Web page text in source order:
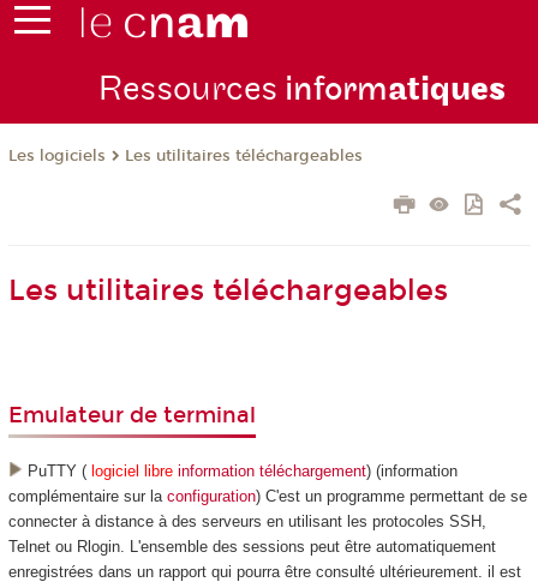
Ressources informatiques
Les logiciels Les utilitaires téléchargeables
Les utilitaires téléchargeables
Emulateur de terminal
PuTTY ( logiciel libre information téléchargement) (information
complémentaire sur la configuration) C'est un programme permettant de se
connecter à distance à des serveurs en utilisant les protocoles SSH,
Telnet ou Rlogin. L'ensemble des sessions peut être automatiquement
enregistrées dans un rapport qui pourra être consulté ultérieurement. il est